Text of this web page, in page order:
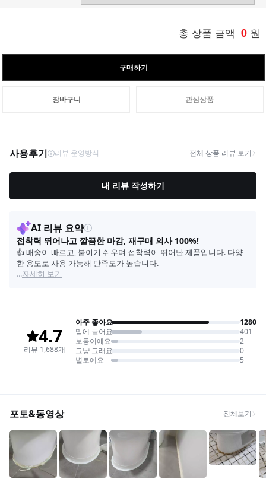
총 상품 금액 0 원
구매하기
장바구니 관심상품